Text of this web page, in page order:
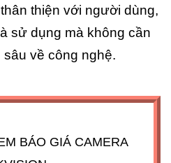
thiện với người dùng,
sử dụng mà không cần
về công nghệ.
BÁO GIÁ CAMERA